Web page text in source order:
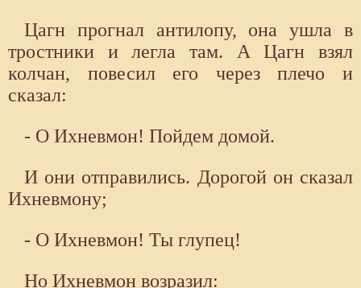
Цагн прогнал антилопу, она ушла в
тростники и легла там. А Цагн взял
колчан, повесил его через плечо и
сказал:
- О Ихневмон! Пойдем домой.
И они отправились. Дорогой он сказал
Ихневмону;
- О Ихневмон! Ты глупец!
Но Ихневмон возразил: